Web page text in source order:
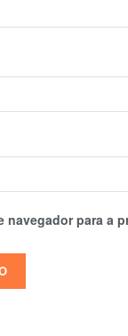
navegador para a